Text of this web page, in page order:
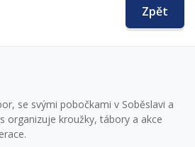
Zpět
se svými pobočkami v Soběslavi a
organizuje kroužky, tábory a akce